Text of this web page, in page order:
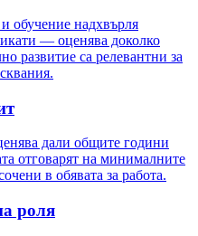
обучение надхвърля
— оценява доколко
развитие са релевантни за
дали общите години
отговарят на минималните
в обявата за работа.
роля